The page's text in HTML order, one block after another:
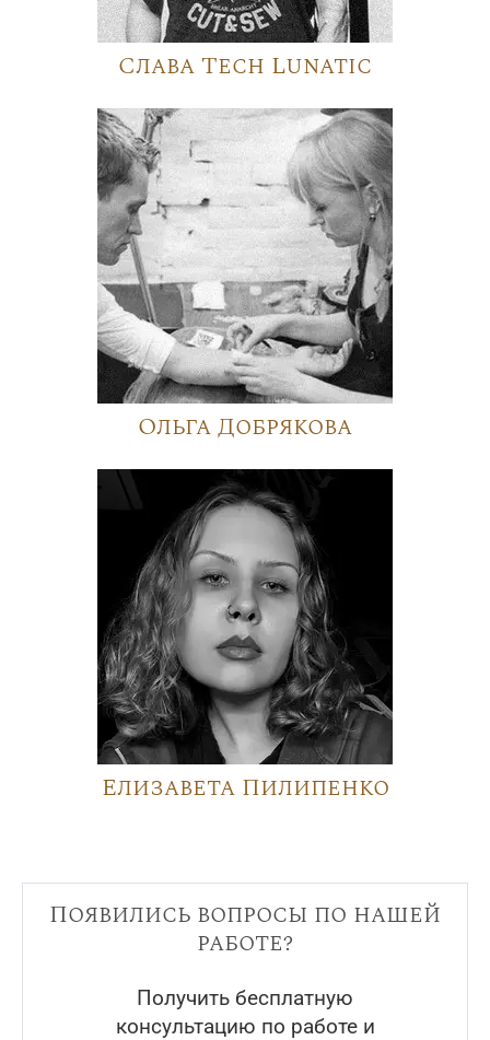
Слава Tech Lunatic
Ольга Добрякова
Елизавета Пилипенко
Появились вопросы по нашей
работе?
Получить бесплатную
консультацию по работе и